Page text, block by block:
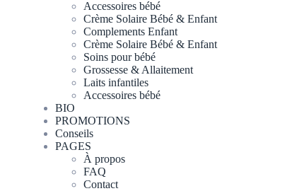
Accessoires bébé
Crème Solaire Bébé & Enfant
Complements Enfant
Crème Solaire Bébé & Enfant
Soins pour bébé
Grossesse & Allaitement
Laits infantiles
Accessoires bébé
BIO
PROMOTIONS
Conseils
PAGES
À propos
FAQ
Contact